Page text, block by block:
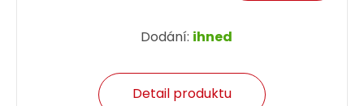
Dodání: ihned
Detail produktu